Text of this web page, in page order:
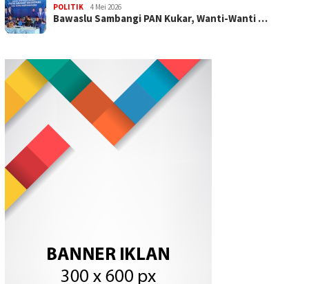
POLITIK 4 Mei 2026
Bawaslu Sambangi PAN Kukar, Wanti-Wanti …